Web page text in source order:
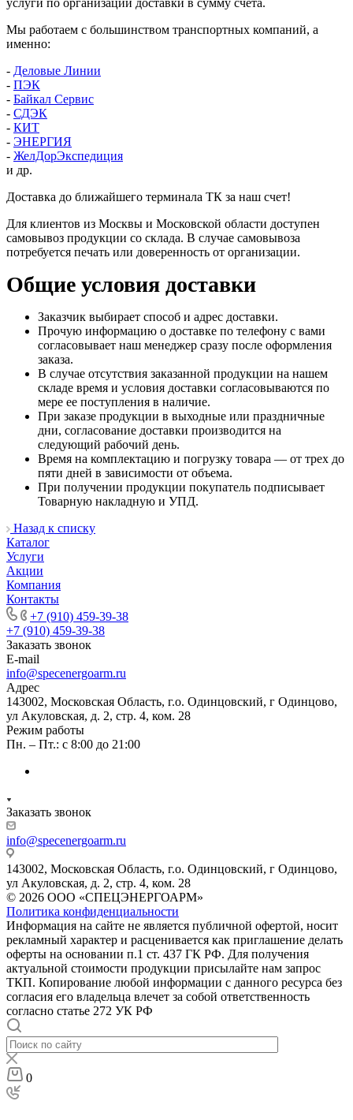
услуги по организации доставки в сумму счета.
Мы работаем с большинством транспортных компаний, а
именно:
- Деловые Линии
- ПЭК
- Байкал Сервис
- СДЭК
- КИТ
- ЭНЕРГИЯ
- ЖелДорЭкспедиция
и др.
Доставка до ближайшего терминала ТК за наш счет!
Для клиентов из Москвы и Московской области доступен
самовывоз продукции со склада. В случае самовывоза
потребуется печать или доверенность от организации.
Общие условия доставки
Заказчик выбирает способ и адрес доставки.
Прочую информацию о доставке по телефону с вами
согласовывает наш менеджер сразу после оформления
заказа.
В случае отсутствия заказанной продукции на нашем
складе время и условия доставки согласовываются по
мере ее поступления в наличие.
При заказе продукции в выходные или праздничные
дни, согласование доставки производится на
следующий рабочий день.
Время на комплектацию и погрузку товара — от трех до
пяти дней в зависимости от объема.
При получении продукции покупатель подписывает
Товарную накладную и УПД.
Назад к списку
Каталог
Услуги
Акции
Компания
Контакты
+7 (910) 459-39-38
+7 (910) 459-39-38
Заказать звонок
E-mail
info@specenergoarm.ru
Адрес
143002, Московская Область, г.о. Одинцовский, г Одинцово,
ул Акуловская, д. 2, стр. 4, ком. 28
Режим работы
Пн. – Пт.: с 8:00 до 21:00
Заказать звонок
info@specenergoarm.ru
143002, Московская Область, г.о. Одинцовский, г Одинцово,
ул Акуловская, д. 2, стр. 4, ком. 28
© 2026 ООО «СПЕЦЭНЕРГОАРМ»
Политика конфиденциальности
Информация на сайте не является публичной офертой, носит
рекламный характер и расценивается как приглашение делать
оферты на основании п.1 ст. 437 ГК РФ. Для получения
актуальной стоимости продукции присылайте нам запрос
ТКП. Копирование любой информации с данного ресурса без
согласия его владельца влечет за собой ответственность
согласно статье 272 УК РФ
0